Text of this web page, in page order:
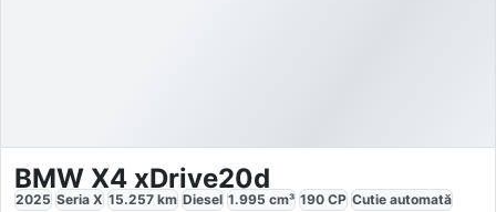
BMW X4 xDrive20d
2025 Seria X 15.257 km Diesel 1.995 cm³ 190 CP Cutie automată